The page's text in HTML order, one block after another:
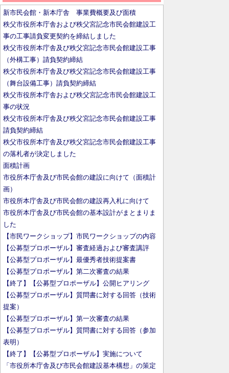
新市民会館・新本庁舎 事業費概要及び面積
秩父市役所本庁舎および秩父宮記念市民会館建設工
事の工事請負変更契約を締結しました
秩父市役所本庁舎及び秩父宮記念市民会館建設工事
（外構工事）請負契約締結
秩父市役所本庁舎及び秩父宮記念市民会館建設工事
（舞台設備工事）請負契約締結
秩父市役所本庁舎および秩父宮記念市民会館建設工
事の状況
秩父市役所本庁舎及び秩父宮記念市民会館建設工事
請負契約締結
秩父市役所本庁舎及び秩父宮記念市民会館建設工事
の落札者が決定しました
面積計画
市役所本庁舎及び市民会館の建設に向けて（面積計
画）
市役所本庁舎及び市民会館の建設再入札に向けて
市役所本庁舎及び市民会館の基本設計がまとまりま
した
【市民ワークショップ】市民ワークショップの内容
【公募型プロポーザル】審査経過および審査講評
【公募型プロポーザル】最優秀者技術提案書
【公募型プロポーザル】第二次審査の結果
【終了】【公募型プロポーザル】公開ヒアリング
【公募型プロポーザル】質問書に対する回答（技術
提案）
【公募型プロポーザル】第一次審査の結果
【公募型プロポーザル】質問書に対する回答（参加
表明）
【終了】【公募型プロポーザル】実施について
「市役所本庁舎及び市民会館建設基本構想」の策定